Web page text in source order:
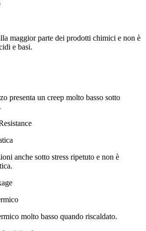
maggior parte dei prodotti chimici e non è
e basi.
presenta un creep molto basso sotto
anche sotto stress ripetuto e non è
molto basso quando riscaldato.